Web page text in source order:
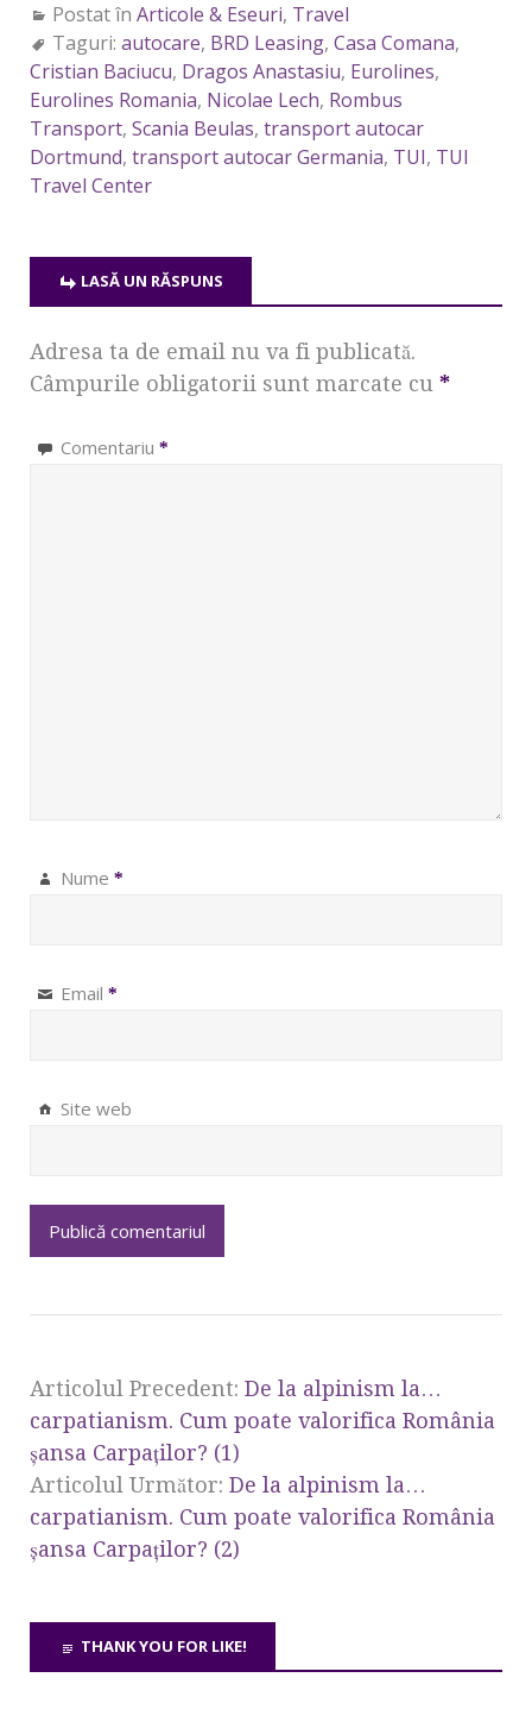
Postat în Articole & Eseuri, Travel
Taguri: autocare, BRD Leasing, Casa Comana,
Cristian Baciucu, Dragos Anastasiu, Eurolines,
Eurolines Romania, Nicolae Lech, Rombus
Transport, Scania Beulas, transport autocar
Dortmund, transport autocar Germania, TUI, TUI
Travel Center
LASĂ UN RĂSPUNS
Adresa ta de email nu va fi publicată.
Câmpurile obligatorii sunt marcate cu *
Comentariu *
Nume *
Email *
Site web
Articolul Precedent: De la alpinism la…
carpatianism. Cum poate valorifica România
şansa Carpaţilor? (1)
Articolul Următor: De la alpinism la…
carpatianism. Cum poate valorifica România
şansa Carpaţilor? (2)
THANK YOU FOR LIKE!